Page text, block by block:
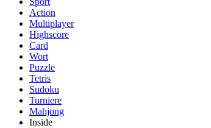
Action
Multiplayer
Highscore
Card
Wort
Puzzle
Tetris
Sudoku
Turniere
Mahjong
Inside